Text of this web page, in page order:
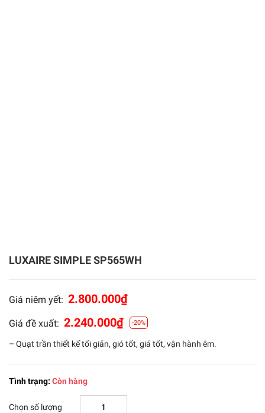
LUXAIRE SIMPLE SP565WH
Giá niêm yết: 2.800.000₫
Giá đề xuất: 2.240.000₫ -20%
– Quạt trần thiết kế tối giản, gió tốt, giá tốt, vận hành êm.
Tình trạng: Còn hàng
Chọn số lượng